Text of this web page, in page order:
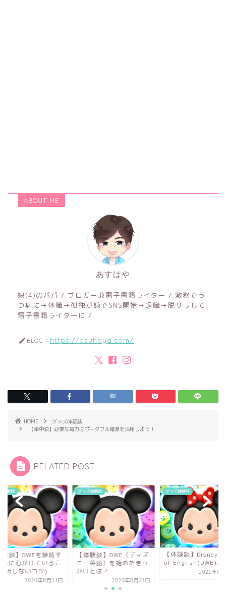
ABOUT ME
あすはや
娘(4)のパパ / ブロガー兼電子書籍ライター / 激務でう
つ病に→休職→孤独が嫌でSNS開始→退職→脱サラして
電子書籍ライターに /
BLOG： https://asuhaya.com/
HOME
グッズ体験談
【車中泊】必要な電力はポータブル電源を活用しよう！
RELATED POST
体験談
験談】DWEを継続す
めに心がけているこ
折しないコツ)
2020年8月21日
グッズ体験談
【体験談】DWE（ディズ
ニー英語）を始めたきっ
かけとは？
2020年8月21日
グッズ体験談
【体験談】Disney
of English(DWE)...
2020年8